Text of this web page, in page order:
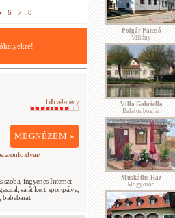
6 7 8
1 db vélemény
MEGNÉZEM »
szoba, ingyenes Internet
saját kert, sportpálya,
Polgár Panzió
Villány
Villa Gabriella
Balatonboglár
Muskátlis Ház
Mogyoród